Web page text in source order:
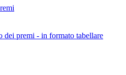
dei premi - in formato tabellare